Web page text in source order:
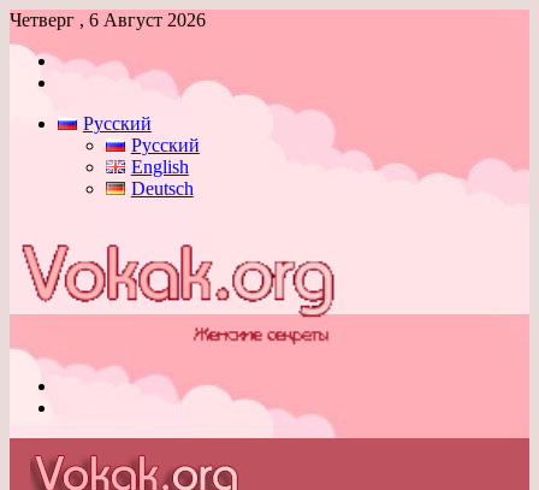
Четверг , 6 Август 2026
Войти
Русский
Русский
English
Deutsch